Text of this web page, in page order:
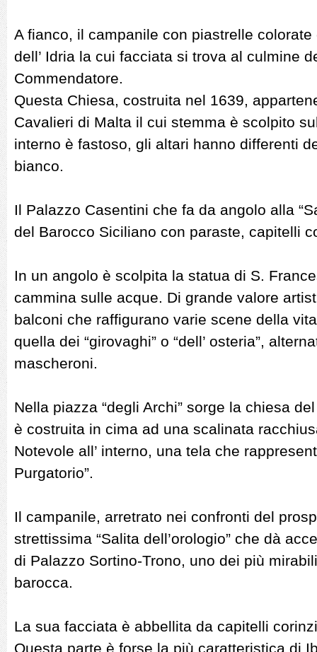
A fianco, il campanile con piastrelle
dell’ Idria la cui facciata si trova al culmine
Commendatore.
Questa Chiesa, costruita nel 1639,
Cavalieri di Malta il cui stemma è scolpito
interno è fastoso, gli altari hanno differenti
bianco.
Il Palazzo Casentini che fa da angolo alla
del Barocco Siciliano con paraste, capitelli
In un angolo è scolpita la statua di S.
cammina sulle acque. Di grande valore
balconi che raffigurano varie scene della
quella dei “girovaghi” o “dell’ osteria”,
mascheroni.
Nella piazza “degli Archi” sorge la chiesa
è costruita in cima ad una scalinata
Notevole all’ interno, una tela che
Purgatorio”.
Il campanile, arretrato nei confronti del
strettissima “Salita dell’orologio” che dà
di Palazzo Sortino-Trono, uno dei più
barocca.
La sua facciata è abbellita da capitelli
Questa parte è forse la più caratteristica di